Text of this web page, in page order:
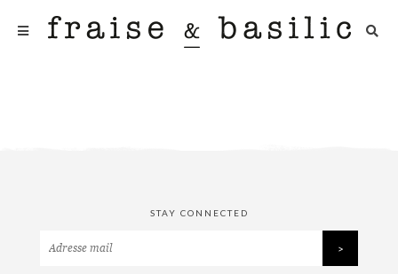
STAY CONNECTED